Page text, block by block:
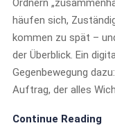
Ordnern
häufen sich,
kommen zu spät –
der Überblick. Ein
Gegenbewegung
Auftrag, der alles
Continue Reading